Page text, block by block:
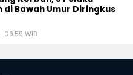
di Bawah Umur Diringkus
09:59 WIB